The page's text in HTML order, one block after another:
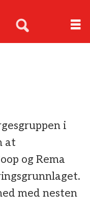
i
at
og Rema
med nesten